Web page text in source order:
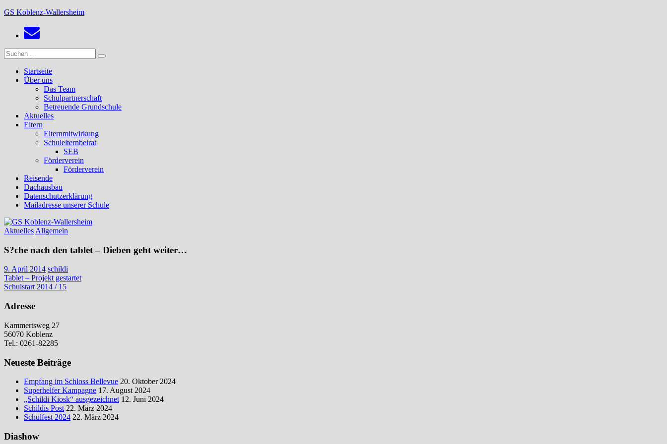
Zum
springen
GS Koblenz-Wallersheim
Suchen
nach:
Suchen
Startseite
Über uns
Das Team
Schulpartnerschaft
Betreuende Grundschule
Aktuelles
Eltern
Elternmitwirkung
Schulelternbeirat
SEB
Förderverein
Förderverein
Reisende
Dachausbau
Datenschutzerklärung
Mailadresse unserer Schule
Aktuelles Allgemein
S?che nach den tablet – Dieben geht weiter…
9. April 2014 schildi
Beitragsnavigation
Vorheriger
Beitrag:
Tablet – Projekt gestartet
Nächster
Schulstart 2014 / 15
Adresse
Kammertsweg 27
56070 Koblenz
Tel.: 0261-82285
Neueste Beiträge
Empfang im Schloss Bellevue 20. Oktober 2024
Superhelfer Kampagne 17. August 2024
„Schildi Kiosk“ ausgezeichnet 12. Juni 2024
Schildis Post 22. März 2024
Schulfest 2024 22. März 2024
Diashow